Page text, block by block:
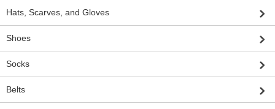
Hats, Scarves, and Gloves
Shoes
Socks
Belts